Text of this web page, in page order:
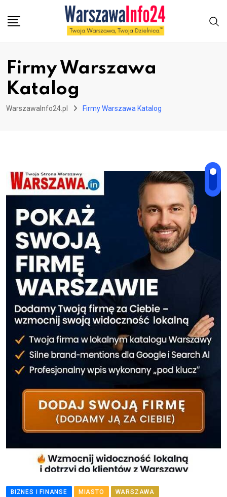
Firmy Warszawa
Katalog
WarszawaInfo24.pl Firmy Warszawa Katalog
BIZNES I FINANSE MIASTO WARSZAWA